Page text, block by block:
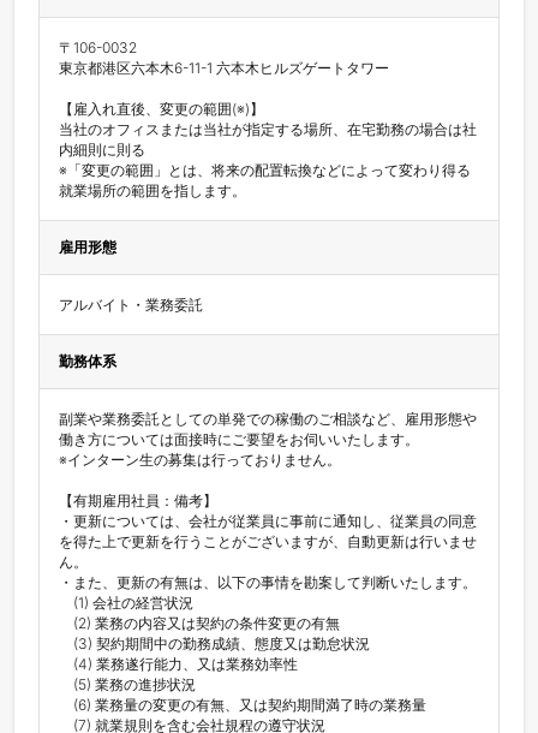
〒106-0032
東京都港区六本木6-11-1 六本木ヒルズゲートタワー
【雇入れ直後、変更の範囲(※)】
当社のオフィスまたは当社が指定する場所、在宅勤務の場合は社
内細則に則る
※「変更の範囲」とは、将来の配置転換などによって変わり得る
就業場所の範囲を指します。
雇用形態
アルバイト・業務委託
勤務体系
副業や業務委託としての単発での稼働のご相談など、雇用形態や
働き方については面接時にご要望をお伺いいたします。
※インターン生の募集は行っておりません。
【有期雇用社員：備考】
・更新については、会社が従業員に事前に通知し、従業員の同意
を得た上で更新を行うことがございますが、自動更新は行いませ
ん。
・また、更新の有無は、以下の事情を勘案して判断いたします。
(1) 会社の経営状況
(2) 業務の内容又は契約の条件変更の有無
(3) 契約期間中の勤務成績、態度又は勤怠状況
(4) 業務遂行能力、又は業務効率性
(5) 業務の進捗状況
(6) 業務量の変更の有無、又は契約期間満了時の業務量
(7) 就業規則を含む会社規程の遵守状況